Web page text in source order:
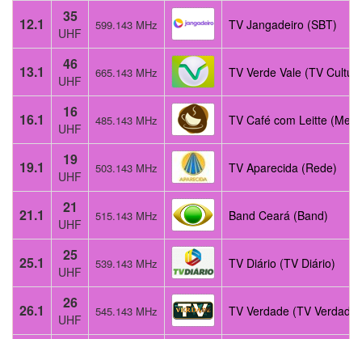
12.1 35
UHF
599.143 MHz TV Jangadeiro (SBT)
13.1 46
UHF
665.143 MHz TV Verde Vale (TV
16.1 16
UHF
485.143 MHz TV Café com Leitte
19.1 19
UHF
503.143 MHz TV Aparecida (Rede)
21.1 21
UHF
515.143 MHz Band Ceará (Band)
25.1 25
UHF
539.143 MHz TV Diário (TV Diário)
26.1 26
UHF
545.143 MHz TV Verdade (TV Verdade)